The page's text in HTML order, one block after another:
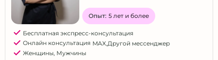
Опыт: 5 лет и более
Бесплатная экспресс-консультация
Онлайн консультация MAX,Другой мессенджер
Женщины, Мужчины